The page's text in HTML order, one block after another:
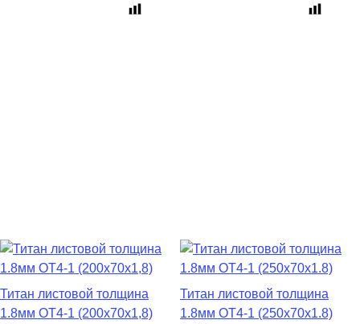
Титан листовой толщина
1.8мм ОТ4-1 (200х70х1,8)
Титан листовой толщина
1.8мм ОТ4-1 (250х70х1.8)